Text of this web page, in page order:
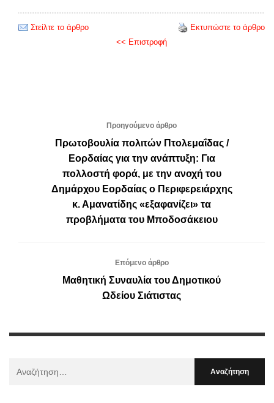
Στείλτε το άρθρο
Εκτυπώστε το άρθρο
<< Επιστροφή
Προηγούμενο άρθρο
Πρωτοβουλία πολιτών Πτολεμαΐδας /
Εορδαίας για την ανάπτυξη: Για
πολλοστή φορά, με την ανοχή του
Δημάρχου Εορδαίας ο Περιφερειάρχης
κ. Αμανατίδης «εξαφανίζει» τα
προβλήματα του Μποδοσάκειου
Επόμενο άρθρο
Μαθητική Συναυλία του Δημοτικού
Ωδείου Σιάτιστας